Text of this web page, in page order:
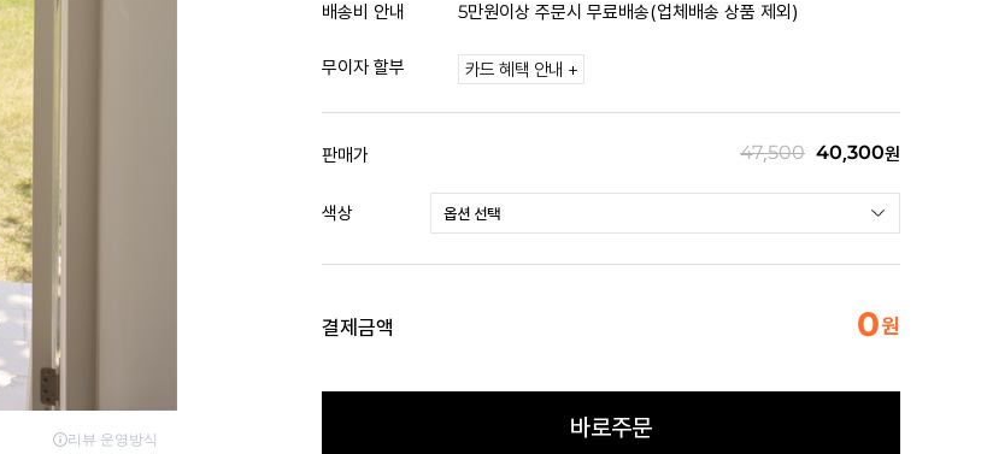
배송비 안내 5만원이상 주문시 무료배송(업체배송 상품 제외)
무이자 할부 카드 혜택 안내 +
판매가 47,500 40,300원
색상
결제금액 0원
바로주문